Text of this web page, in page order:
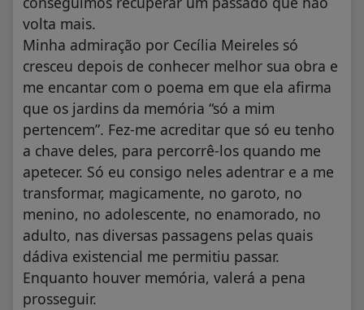
volta mais.
Minha admiração por Cecília Meireles só
cresceu depois de conhecer melhor sua obra e
me encantar com o poema em que ela afirma
que os jardins da memória “só a mim
pertencem”. Fez-me acreditar que só eu tenho
a chave deles, para percorrê-los quando me
apetecer. Só eu consigo neles adentrar e a me
transformar, magicamente, no garoto, no
menino, no adolescente, no enamorado, no
adulto, nas diversas passagens pelas quais
dádiva existencial me permitiu passar.
Enquanto houver memória, valerá a pena
prosseguir.